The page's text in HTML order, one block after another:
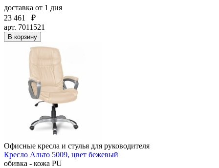
доставка от 1 дня
23 461
₽
арт. 7011521
В корзину
Офисные кресла и стулья для руководителя
Кресло Альто 5009, цвет бежевый
обивка - кожа PU